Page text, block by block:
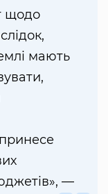
щодо
мають
—